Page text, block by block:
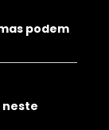
podem
neste